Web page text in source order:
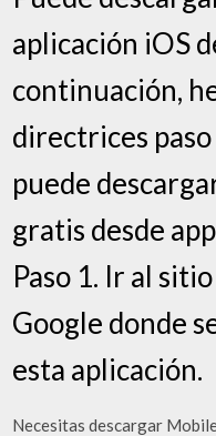
aplicación iOS
continuación,
directrices paso
puede
gratis desde
Paso 1. Ir al
Google donde
esta aplicación.
Necesitas descargar